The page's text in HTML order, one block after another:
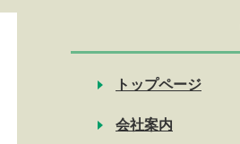
トップページ
会社案内